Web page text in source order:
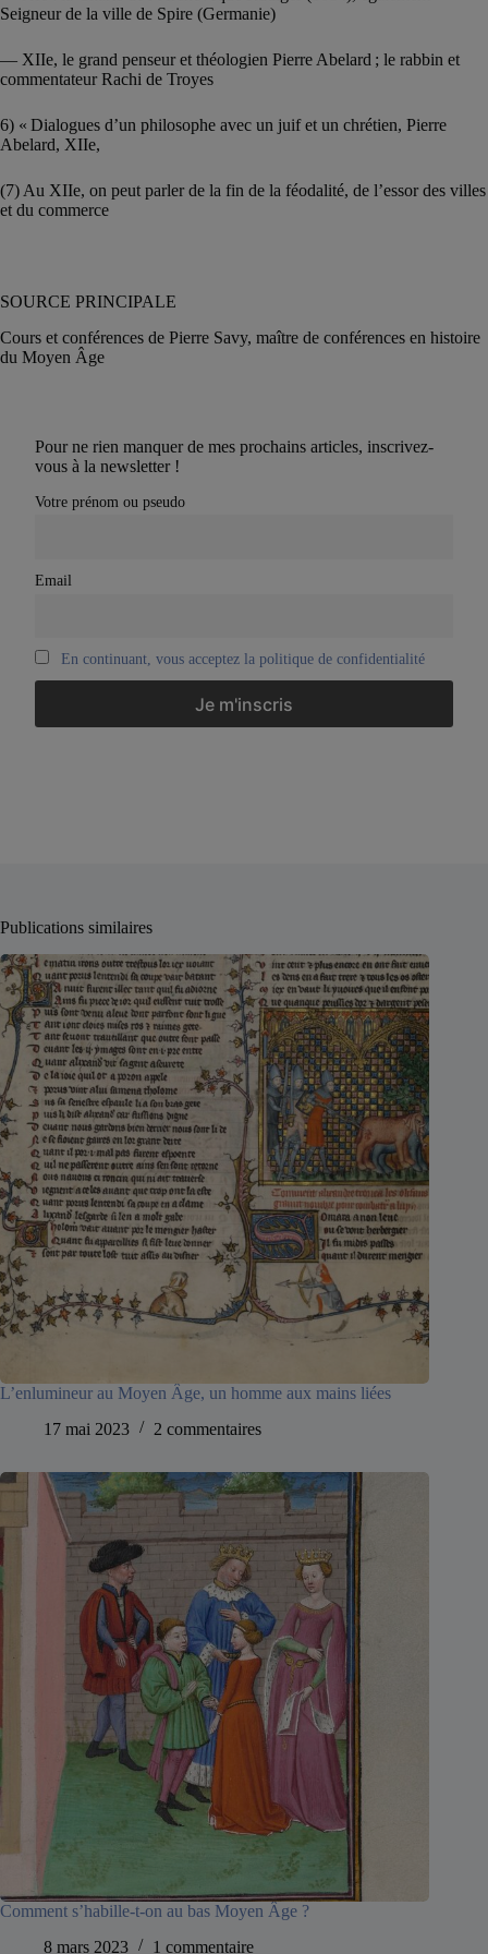
Seigneur de la ville de Spire (Germanie)
— XIIe, le grand penseur et théologien Pierre Abelard ; le rabbin et
commentateur Rachi de Troyes
6) « Dialogues d’un philosophe avec un juif et un chrétien, Pierre
Abelard, XIIe,
(7) Au XIIe, on peut parler de la fin de la féodalité, de l’essor des villes
et du commerce
SOURCE PRINCIPALE
Cours et conférences de Pierre Savy, maître de conférences en histoire
du Moyen Âge
Pour ne rien manquer de mes prochains articles, inscrivez-
vous à la newsletter !
Votre prénom ou pseudo
Email
En continuant, vous acceptez la politique de confidentialité
Publications similaires
L’enlumineur au Moyen Âge, un homme aux mains liées
17 mai 2023
2 commentaires
Comment s’habille-t-on au bas Moyen Âge ?
8 mars 2023
1 commentaire